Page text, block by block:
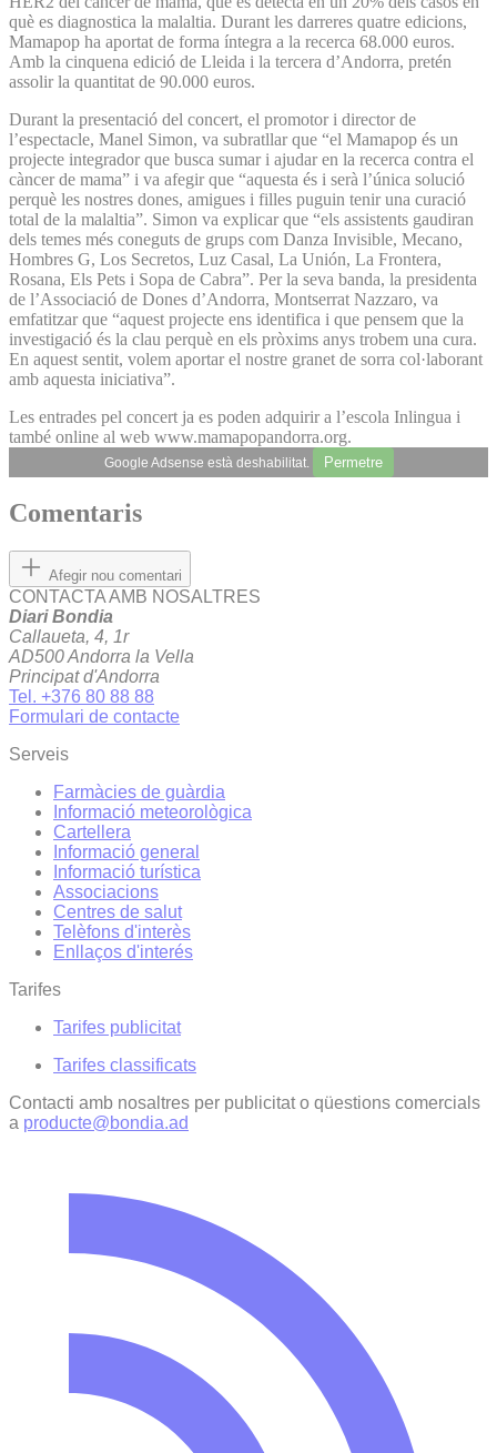
què es diagnostica la malaltia. Durant les darreres quatre edicions,
Mamapop ha aportat de forma íntegra a la recerca 68.000 euros.
Amb la cinquena edició de Lleida i la tercera d’Andorra, pretén
assolir la quantitat de 90.000 euros.
Durant la presentació del concert, el promotor i director de
l’espectacle, Manel Simon, va subratllar que “el Mamapop és un
projecte integrador que busca sumar i ajudar en la recerca contra el
càncer de mama” i va afegir que “aquesta és i serà l’única solució
perquè les nostres dones, amigues i filles puguin tenir una curació
total de la malaltia”. Simon va explicar que “els assistents gaudiran
dels temes més coneguts de grups com Danza Invisible, Mecano,
Hombres G, Los Secretos, Luz Casal, La Unión, La Frontera,
Rosana, Els Pets i Sopa de Cabra”. Per la seva banda, la presidenta
de l’Associació de Dones d’Andorra, Montserrat Nazzaro, va
emfatitzar que “aquest projecte ens identifica i que pensem que la
investigació és la clau perquè en els pròxims anys trobem una cura.
En aquest sentit, volem aportar el nostre granet de sorra col·laborant
amb aquesta iniciativa”.
Les entrades pel concert ja es poden adquirir a l’escola Inlingua i
també online al web www.mamapopandorra.org.
Google Adsense està deshabilitat. Permetre
Comentaris
Afegir nou comentari
CONTACTA AMB NOSALTRES
Diari Bondia
Callaueta, 4, 1r
AD500 Andorra la Vella
Principat d'Andorra
Tel. +376 80 88 88
Formulari de contacte
Serveis
Farmàcies de guàrdia
Informació meteorològica
Cartellera
Informació general
Informació turística
Associacions
Centres de salut
Telèfons d'interès
Enllaços d'interés
Tarifes
Tarifes publicitat
Tarifes classificats
Contacti amb nosaltres per publicitat o qüestions comercials
a producte@bondia.ad